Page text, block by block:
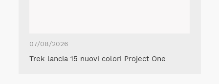
07/08/2026
Trek lancia 15 nuovi colori Project One